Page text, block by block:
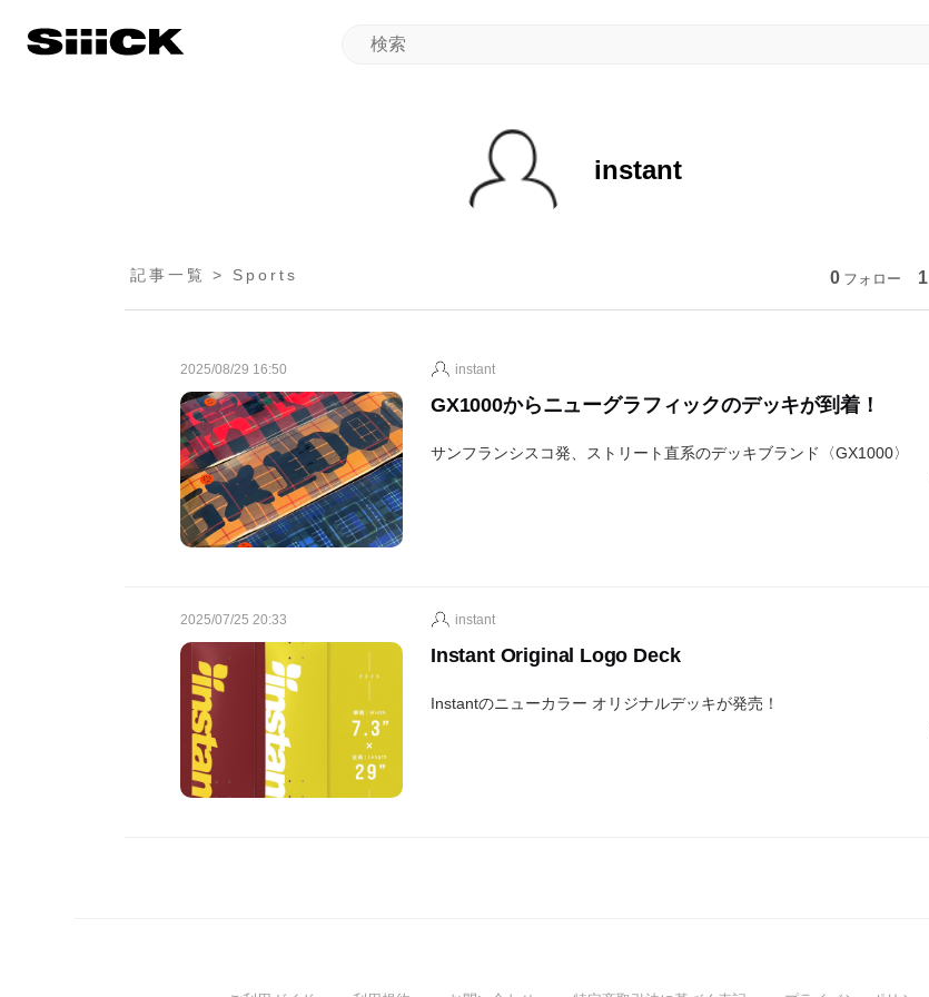
instant
記事一覧 > Sports 1
0 フォロー
2025/08/29 16:50 instant
GX1000からニューグラフィックのデッキが到着！
サンフランシスコ発、ストリート直系のデッキブランド〈GX1000〉
2025/07/25 20:33 instant
Instant Original Logo Deck
Instantのニューカラー オリジナルデッキが発売！